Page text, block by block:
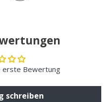
erste Bewertung
schreiben